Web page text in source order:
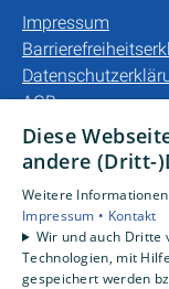
Impressum
AGB
Unsere Bereiche
Gewerbekunden
Karriere
Unternehmen
Diese
andere (Dritt-
Weitere
Impressum • Kontakt
Wir und auch Dritte
Technologien, mit
gespeichert werden